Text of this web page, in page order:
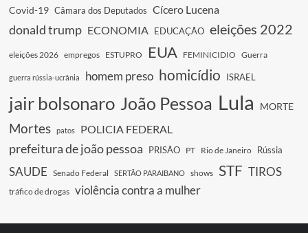
Covid-19 Câmara dos Deputados Cícero Lucena
donald trump ECONOMIA EDUCAÇÃO eleições 2022
eleições 2026 empregos ESTUPRO EUA FEMINICIDIO Guerra
guerra rússia-ucrânia homem preso homicídio ISRAEL
jair bolsonaro João Pessoa Lula MORTE
Mortes patos POLICIA FEDERAL
prefeitura de joão pessoa PRISÃO PT Rio de Janeiro Rússia
SAUDE Senado Federal SERTÃO PARAIBANO shows STF TIROS
tráfico de drogas violência contra a mulher